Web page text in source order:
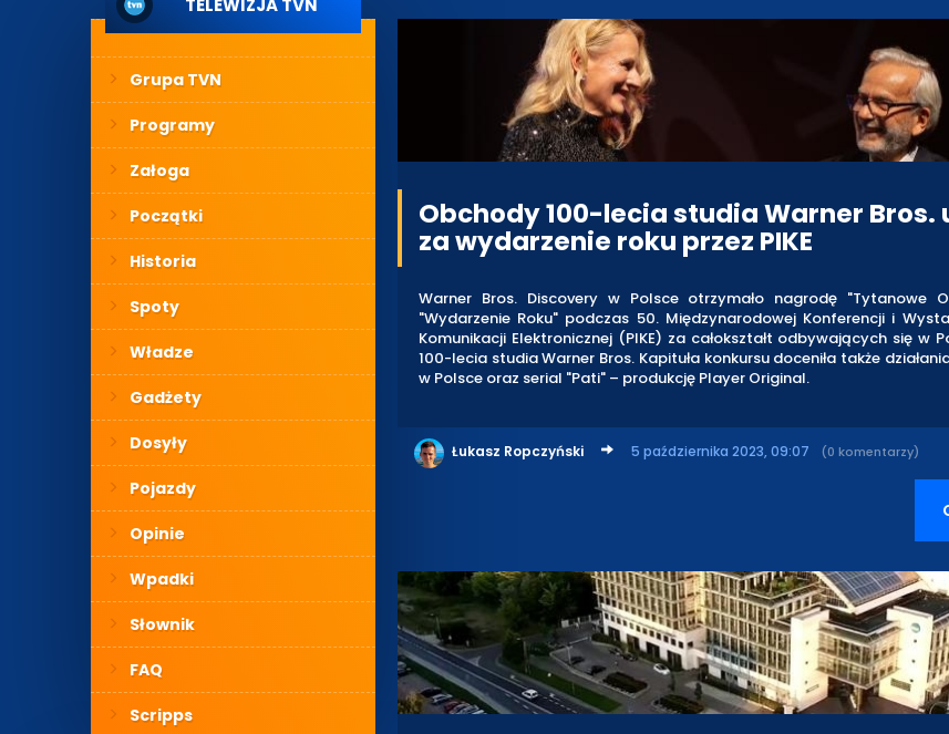
TELEWIZJA TVN
Grupa TVN
Programy
Załoga
Początki
Historia
Spoty
Władze
Gadżety
Dosyły
Pojazdy
Opinie
Wpadki
Słownik
FAQ
Scripps
Obchody 100-lecia studia Warner Bros.
za wydarzenie roku przez PIKE
Warner Bros. Discovery w Polsce otrzymało nagrodę "Tytanowe
"Wydarzenie Roku" podczas 50. Międzynarodowej Konferencji i
Komunikacji Elektronicznej (PIKE) za całokształt odbywających się w
100-lecia studia Warner Bros. Kapituła konkursu doceniła także
w Polsce oraz serial "Pati" – produkcję Player Original.
Łukasz Ropczyński 5 października 2023, 09:07 (0 komentarzy)